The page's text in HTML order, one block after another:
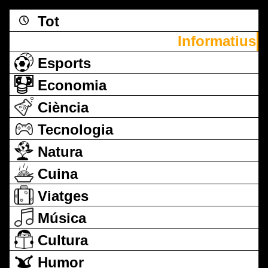
Tot
Informatius
Esports
Economia
Ciència
Tecnologia
Natura
Cuina
Viatges
Música
Cultura
Humor